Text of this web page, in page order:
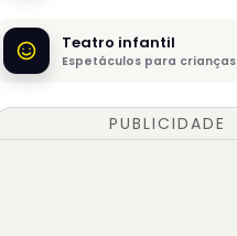
Teatro infantil
Espetáculos para crianças
PUBLICIDADE